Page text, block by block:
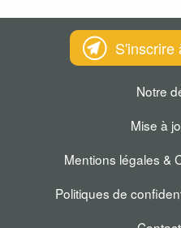
S'inscrire
Notre
Mise à
Mentions légales &
Politiques de